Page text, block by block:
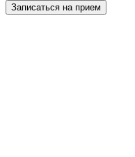
Записаться на прием